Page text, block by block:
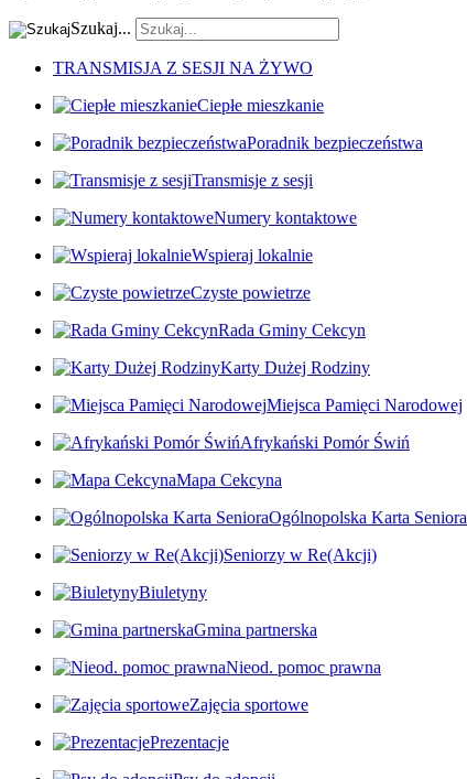
Szukaj...
TRANSMISJA Z SESJI NA ŻYWO
Ciepłe mieszkanie
Poradnik bezpieczeństwa
Transmisje z sesji
Numery kontaktowe
Wspieraj lokalnie
Czyste powietrze
Rada Gminy Cekcyn
Karty Dużej Rodziny
Miejsca Pamięci Narodowej
Afrykański Pomór Świń
Mapa Cekcyna
Ogólnopolska Karta Seniora
Seniorzy w Re(Akcji)
Biuletyny
Gmina partnerska
Nieod. pomoc prawna
Zajęcia sportowe
Prezentacje